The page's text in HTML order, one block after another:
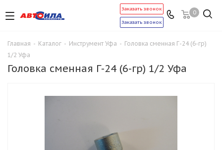
0
Заказать звонок
Заказать звонок
Главная - Каталог - Инструмент Уфа - Головка сменная Г-24 (6-гр)
1/2 Уфа
Головка сменная Г-24 (6-гр) 1/2 Уфа